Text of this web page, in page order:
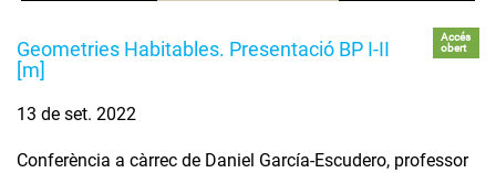
Geometries Habitables. Presentació BP I-II
[m]
Accés
obert
13 de set. 2022
Conferència a càrrec de Daniel García-Escudero, professor